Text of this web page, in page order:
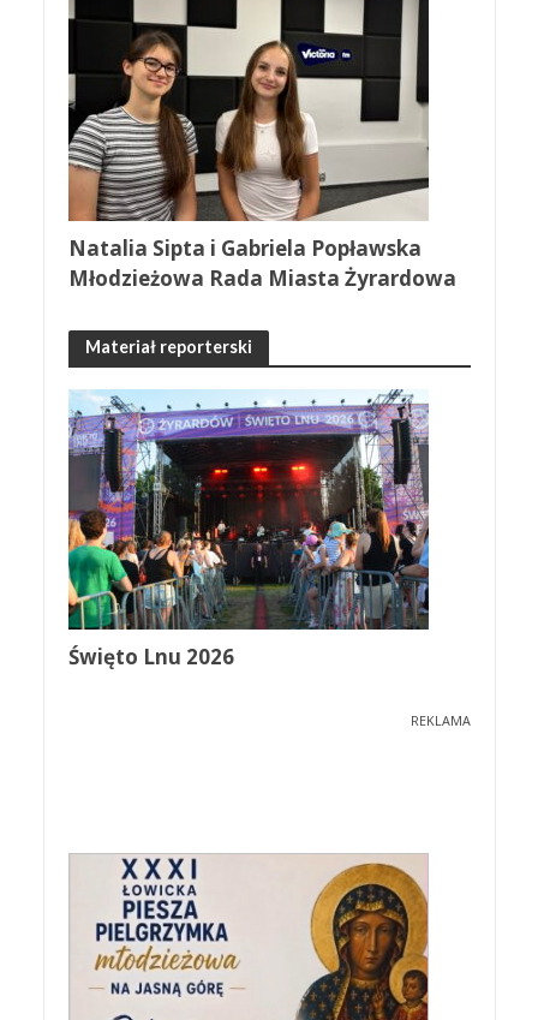
Natalia Sipta i Gabriela Popławska
Młodzieżowa Rada Miasta Żyrardowa
Materiał reporterski
Święto Lnu 2026
REKLAMA